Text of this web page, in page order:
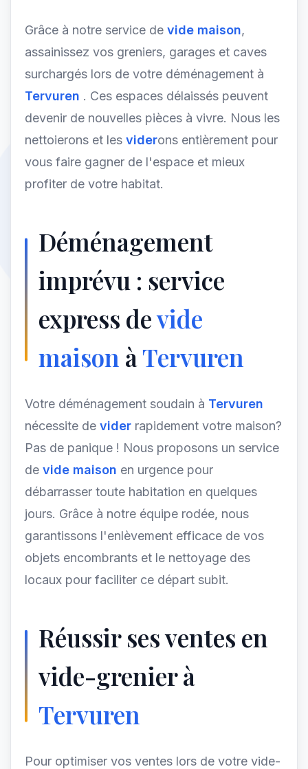
Grâce à notre service de vide maison,
assainissez vos greniers, garages et caves
surchargés lors de votre déménagement à
Tervuren . Ces espaces délaissés peuvent
devenir de nouvelles pièces à vivre. Nous les
nettoierons et les viderons entièrement pour
vous faire gagner de l'espace et mieux
profiter de votre habitat.
Déménagement
imprévu : service
express devide
maison àTervuren
Votre déménagement soudain à Tervuren
nécessite de vider rapidement votre maison?
Pas de panique ! Nous proposons un service
de vide maison en urgence pour
débarrasser toute habitation en quelques
jours. Grâce à notre équipe rodée, nous
garantissons l'enlèvement efficace de vos
objets encombrants et le nettoyage des
locaux pour faciliter ce départ subit.
Réussir ses ventes en
vide-grenier à
Tervuren
Pour optimiser vos ventes lors de votre vide-